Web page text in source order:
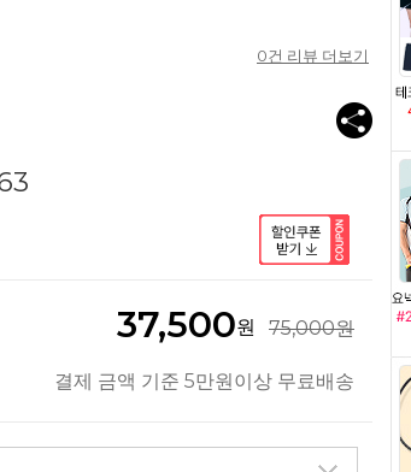
0건 리뷰 더보기
37,500원 75,000원
결제 금액 기준 5만원이상 무료배송